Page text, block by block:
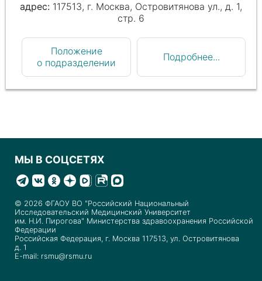
117513, г. Москва, Островитянова ул., д. 1,
стр. 6
Положение
о подразделении
Подробнее...
МЫ В СОЦСЕТЯХ
© 2026 ФГАОУ ВО "Российский Национальный
Исследовательский Медицинский Университет
им. Н.И. Пирогова" Министерства здравоохранения Российской
Федерации
Российская Федерация, г. Москва 117513, ул. Островитянова
д. 1
E-mail: rsmu@rsmu.ru